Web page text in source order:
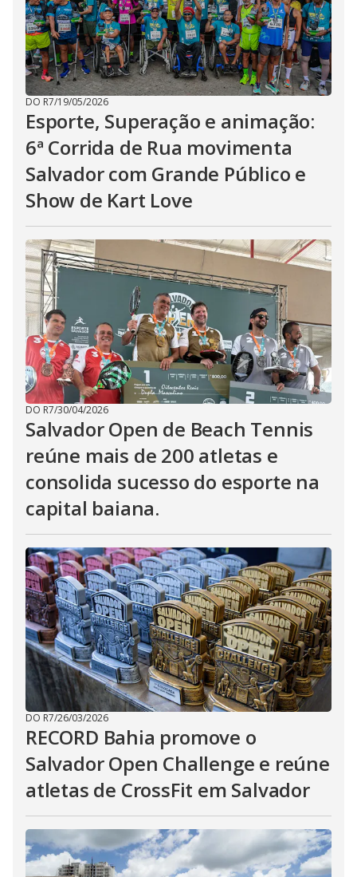
DO R7/19/05/2026
Esporte, Superação e animação:
6ª Corrida de Rua movimenta
Salvador com Grande Público e
Show de Kart Love
DO R7/30/04/2026
Salvador Open de Beach Tennis
reúne mais de 200 atletas e
consolida sucesso do esporte na
capital baiana.
DO R7/26/03/2026
RECORD Bahia promove o
Salvador Open Challenge e reúne
atletas de CrossFit em Salvador